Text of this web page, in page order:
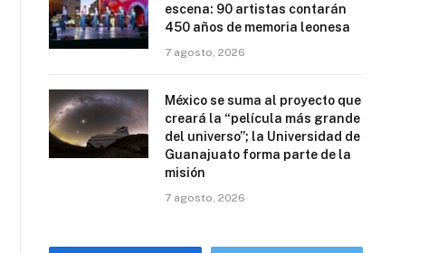
escena: 90 artistas contarán
450 años de memoria leonesa
7 agosto, 2026
México se suma al proyecto que
creará la “película más grande
del universo”; la Universidad de
Guanajuato forma parte de la
misión
7 agosto, 2026